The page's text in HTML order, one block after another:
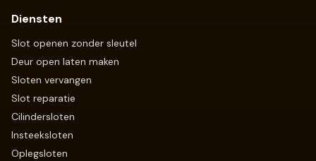
Diensten
Slot openen zonder sleutel
Deur open laten maken
Sloten vervangen
Slot reparatie
Cilindersloten
Insteeksloten
Oplegsloten